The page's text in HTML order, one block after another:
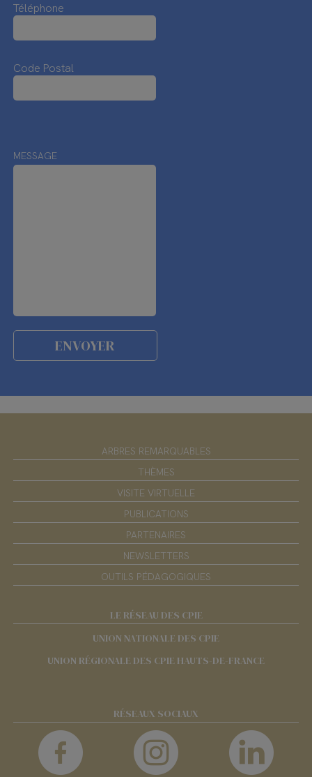
Téléphone
Code Postal
MESSAGE
ARBRES REMARQUABLES
THÈMES
VISITE VIRTUELLE
PUBLICATIONS
PARTENAIRES
NEWSLETTERS
OUTILS PÉDAGOGIQUES
LE RÉSEAU DES CPIE
UNION NATIONALE DES CPIE
UNION RÉGIONALE DES CPIE HAUTS-DE-FRANCE
RÉSEAUX SOCIAUX